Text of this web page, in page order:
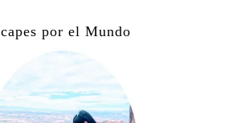
por el Mundo